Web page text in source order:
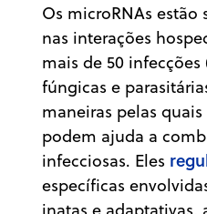
Os microRNAs
nas interações
mais de 50
fúngicas e
maneiras pelas
podem ajuda a
infecciosas. Eles
específicas